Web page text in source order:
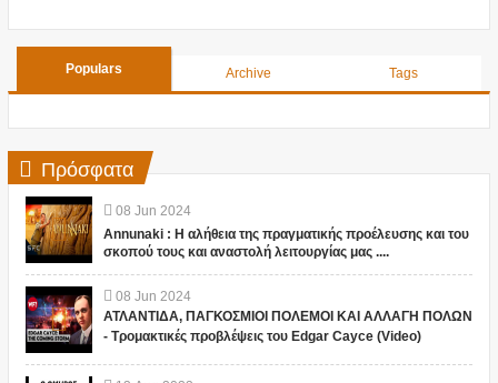
Populars Archive Tags
Πρόσφατα
08 Jun 2024
Annunaki : Η αλήθεια της πραγματικής προέλευσης και του
σκοπού τους και αναστολή λειτουργίας μας ....
08 Jun 2024
ΑΤΛΑΝΤΙΔΑ, ΠΑΓΚΟΣΜΙΟΙ ΠΟΛΕΜΟΙ ΚΑΙ ΑΛΛΑΓΗ ΠΟΛΩΝ
- Τρομακτικές προβλέψεις του Edgar Cayce (Video)